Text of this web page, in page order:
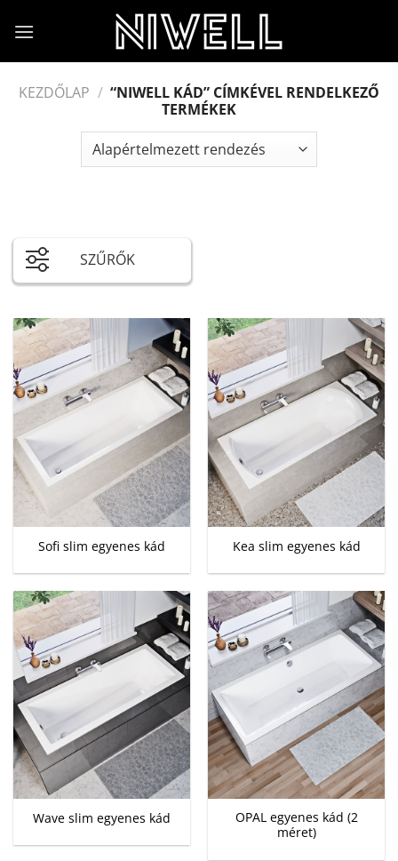
KEZDŐLAP / “NIWELL KÁD” CÍMKÉVEL RENDELKEZŐ
TERMÉKEK
SZŰRŐK
Sofi slim egyenes kád Kea slim egyenes kád
Wave slim egyenes kád
OPAL egyenes kád (2
méret)